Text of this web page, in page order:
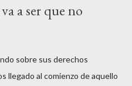
a ser que no
sobre sus derechos
llegado al comienzo de aquello